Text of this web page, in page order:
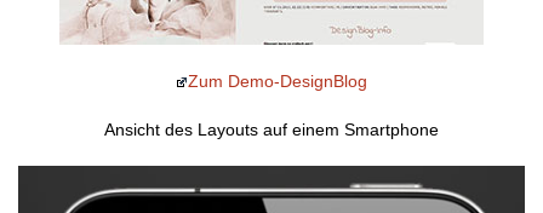
Zum Demo-DesignBlog
Ansicht des Layouts auf einem Smartphone